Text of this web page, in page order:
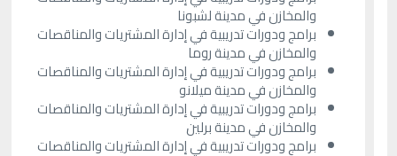
والمخازن في مدينة لشبونا
برامج ودورات تدريبية في إدارة المشتريات والمناقصات
والمخازن في مدينة روما
برامج ودورات تدريبية في إدارة المشتريات والمناقصات
والمخازن في مدينة ميلانو
برامج ودورات تدريبية في إدارة المشتريات والمناقصات
والمخازن في مدينة برلين
برامج ودورات تدريبية في إدارة المشتريات والمناقصات